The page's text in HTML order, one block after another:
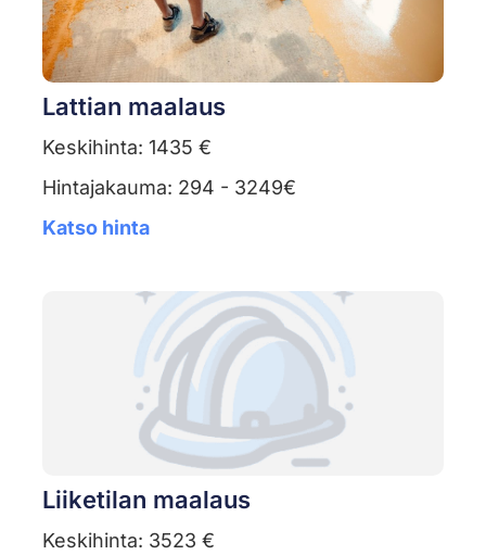
Lattian maalaus
Keskihinta: 1435 €
Hintajakauma: 294 - 3249€
Katso hinta
Liiketilan maalaus
Keskihinta: 3523 €